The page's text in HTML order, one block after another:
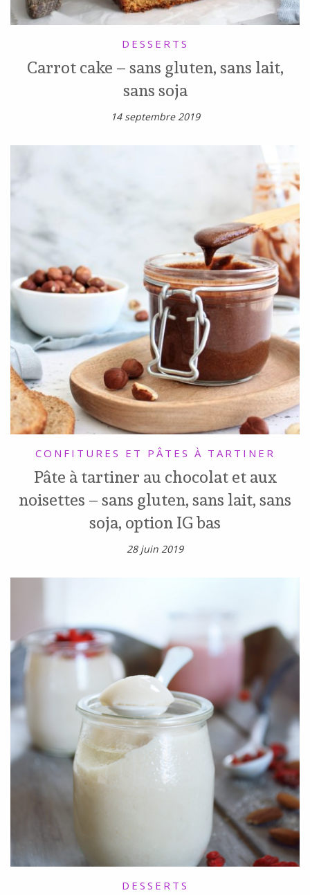
DESSERTS
Carrot cake – sans gluten, sans lait,
sans soja
14 septembre 2019
CONFITURES ET PÂTES À TARTINER
Pâte à tartiner au chocolat et aux
noisettes – sans gluten, sans lait, sans
soja, option IG bas
28 juin 2019
DESSERTS